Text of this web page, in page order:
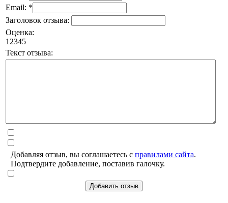
Email: *
Заголовок отзыва:
Оценка:
1 2345
Текст отзыва:
Добавляя отзыв, вы соглашаетесь с правилами сайта.
Подтвердите добавление, поставив галочку.
Добавить отзыв